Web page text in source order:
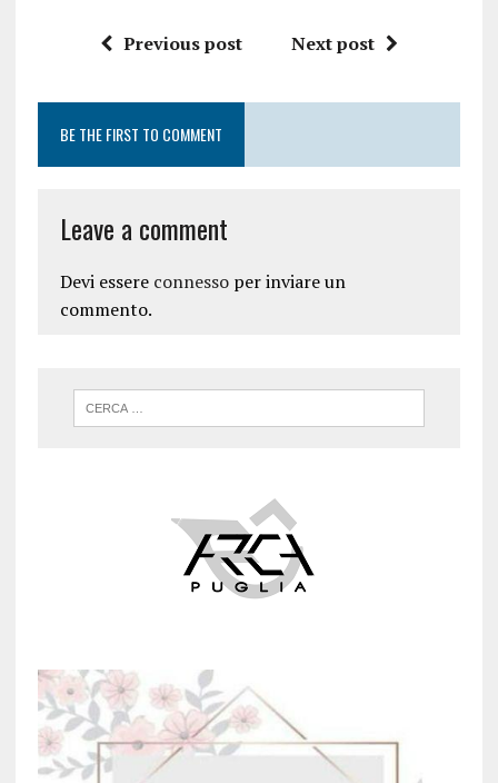
Previous post Next post
BE THE FIRST TO COMMENT
Leave a comment
Devi essere connessoper inviare un
commento.